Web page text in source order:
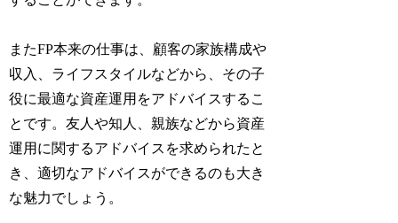
またFP本来の仕事は、顧客の家族構成や
収入、ライフスタイルなどから、その子
役に最適な資産運用をアドバイスするこ
とです。友人や知人、親族などから資産
運用に関するアドバイスを求められたと
き、適切なアドバイスができるのも大き
な魅力でしょう。